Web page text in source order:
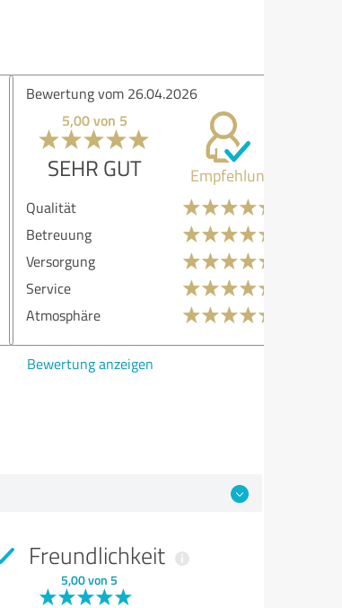
26.04.2026
Empfehlung
5,00
5,00
5,00
5,00
5,00
Freundlichkeit
5,00 von 5